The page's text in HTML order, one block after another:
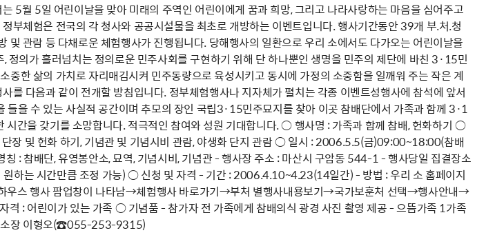
5월 5일 어린이날을 맞아 미래의 주역인 어린이에게 꿈과 희망, 그리고 나라사랑하는 마음을 심어주고
부체험은 전국의 각 청사와 공공시설물을 최초로 개방하는 이벤트입니다. 행사기간동안 39개 부.처.청
관람 등 다채로운 체험행사가 진행됩니다. 당해행사의 일환으로 우리 소에서도 다가오는 어린이날을
정의가 흘러넘치는 정의로운 민주사회를 구현하기 위해 단 하나뿐인 생명을 민주의 제단에 바친 3·15민
중한 삶의 가치로 자리매김시켜 민주동량으로 육성시키고 동시에 가정의 소중함을 일깨워 주는 작은 계
를 다음과 같이 전개할 방침입니다. 정부체험행사나 지자체가 펼치는 각종 이벤트성행사에 참석에 앞서
들을 수 있는 사실적 공간이며 추모의 장인 국립3·15민주묘지를 찾아 이곳 참배단에서 가족과 함께 3·1
시간을 갖기를 소망합니다. 적극적인 참여와 성원 기대합니다. ○ 행사명 : 가족과 함께 참배, 헌화하기 ○
장 및 헌화 하기, 기념관 및 기념시비 관람, 야생화 단지 관람 ○ 일시 : 2006.5.5(금)09:00~18:00(참배
: 참배단, 유영봉안소, 묘역, 기념시비, 기념관 - 행사장 주소 : 마산시 구암동 544-1 - 행사당일 집결장소
하는 시간만큼 조정 가능) ○ 신청 및 자격 - 기간 : 2006.4.10~4.23(14일간) - 방법 : 우리 소 홈페이지
스 행사 팜업창이 나타남→체험행사 바로가기→부처 별행사내용보기→국가보훈처 선택→행사안내→
: 어린이가 있는 가족 ○ 기념품 - 참가자 전 가족에게 참배의식 광경 사진 촬영 제공 - 으뜸가족 1가족
소장 이형오(☎055-253-9315)